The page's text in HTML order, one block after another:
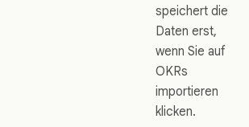
speichert die
Daten erst,
wenn Sie auf
OKRs
importieren
klicken.